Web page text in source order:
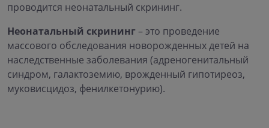
проводится неонатальный скрининг.
Неонатальный скрининг– это проведение
массового обследования новорожденных детей на
наследственные заболевания (адреногенитальный
синдром, галактоземию, врожденный гипотиреоз,
муковисцидоз, фенилкетонурию).